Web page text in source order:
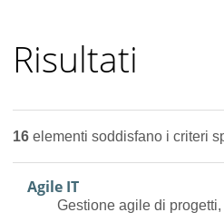
Risultati
16 elementi soddisfano i criteri
Agile IT
Gestione agile di